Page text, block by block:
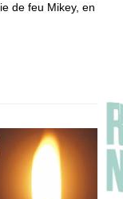
de feu Mikey, en